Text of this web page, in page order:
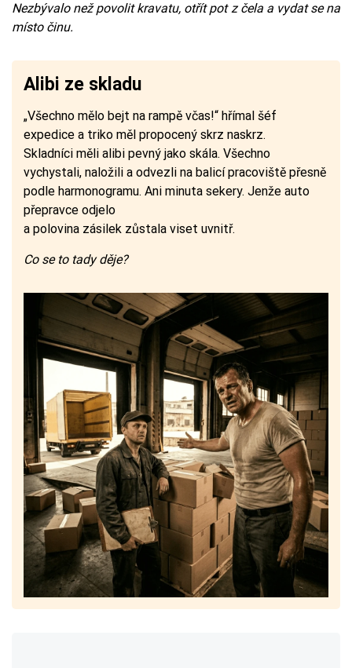
Nezbývalo než povolit kravatu, otřít pot z čela a vydat se na
místo činu.
Alibi ze skladu
„Všechno mělo bejt na rampě včas!“ hřímal šéf
expedice a triko měl propocený skrz naskrz.
Skladníci měli alibi pevný jako skála. Všechno
vychystali, naložili a odvezli na balicí pracoviště přesně
podle harmonogramu. Ani minuta sekery. Jenže auto
přepravce odjelo
a polovina zásilek zůstala viset uvnitř.
Co se to tady děje?